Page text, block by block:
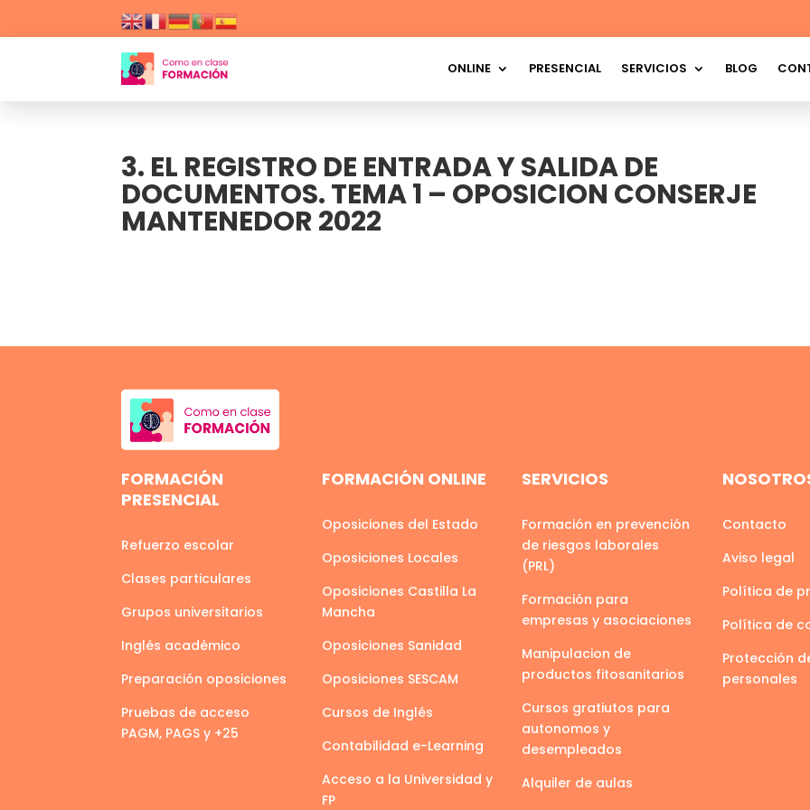
ONLINE PRESENCIAL SERVICIOS BLOG
3. EL REGISTRO DE ENTRADA Y SALIDA DE
DOCUMENTOS. TEMA 1 – OPOSICION CONSERJE
MANTENEDOR 2022
FORMACIÓN
PRESENCIAL
Refuerzo escolar
Clases particulares
Grupos universitarios
Inglés académico
Preparación oposiciones
Pruebas de acceso
PAGM, PAGS y +25
FORMACIÓN ONLINE
Oposiciones del Estado
Oposiciones Locales
Oposiciones Castilla La
Mancha
Oposiciones Sanidad
Oposiciones SESCAM
Cursos de Inglés
Contabilidad e-Learning
Acceso a la Universidad y
FP
SERVICIOS
Formación en prevención
de riesgos laborales
(PRL)
Formación para
empresas y asociaciones
Manipulacion de
productos fitosanitarios
Cursos gratiutos para
autonomos y
desempleados
Alquiler de aulas
Contacto
Aviso legal
Política de
Política de
Protección
personales